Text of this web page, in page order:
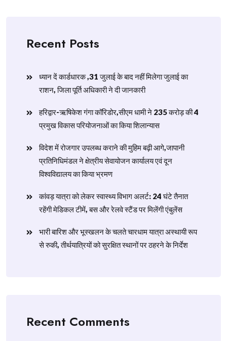
Recent Posts
ध्यान दें कार्डधारक ,31 जुलाई के बाद नहीं मिलेगा जुलाई का
राशन, जिला पूर्ति अधिकारी ने दी जानकारी
हरिद्वार-ऋषिकेश गंगा कॉरिडोर,सीएम धामी ने 235 करोड़ की 4
प्रमुख विकास परियोजनाओं का किया शिलान्यास
विदेश में रोजगार उपलब्ध कराने की मुहिम बढ़ी आगे,जापानी
प्रतिनिधिमंडल ने क्षेत्रीय सेवायोजन कार्यालय एवं दून
विश्वविद्यालय का किया भ्रमण
​कांवड़ यात्रा को लेकर स्वास्थ्य विभाग अलर्ट: 24 घंटे तैनात
रहेंगी मेडिकल टीमें, बस और रेलवे स्टैंड पर मिलेंगी एंबुलेंस
​भारी बारिश और भूस्खलन के चलते चारधाम यात्रा अस्थायी रूप
से रुकी, तीर्थयात्रियों को सुरक्षित स्थानों पर ठहरने के निर्देश
Recent Comments